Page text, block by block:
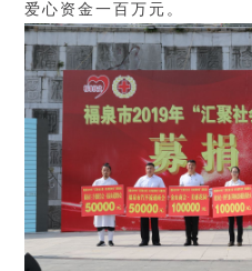
爱心资金一百万元。